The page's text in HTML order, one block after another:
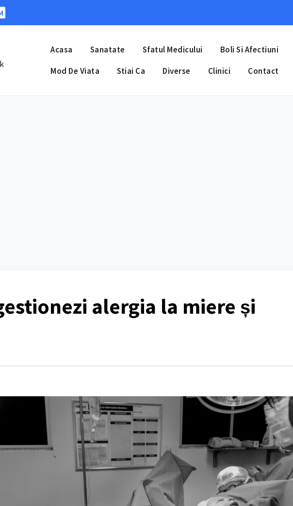
Acasa Sanatate Sfatul Medicului Boli Si Afectiuni
Mod De Viata Stiai Ca Diverse Clinici Contact
alergia la miere și